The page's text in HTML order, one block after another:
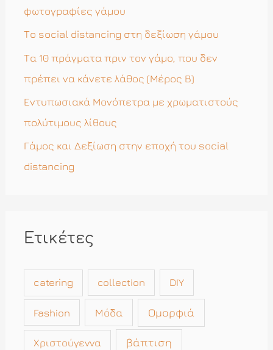
γ
φωτογραφίες γάμου
Το social distancing στη δεξίωση γάμου
Τα 10 πράγματα πριν τον γάμο, που δεν
πρέπει να κάνετε λάθος (Μέρος Β)
Εντυπωσιακά Μονόπετρα με χρωματιστούς
πολύτιμους λίθους
Γάμος και Δεξίωση στην εποχή του social
distancing
Ετικέτες
catering collection DIY
Fashion Μόδα Ομορφιά
Χριστούγεννα βάπτιση